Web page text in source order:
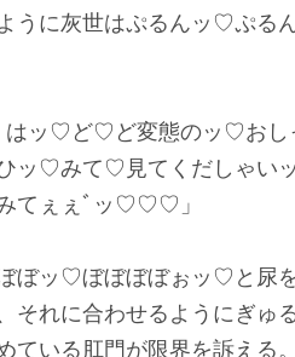
うに灰世はぷるんッ♡ぷる
ッ♡ど♡ど変態のッ♡おし
♡みて♡見てくだしゃい
てぇぇﾞッ♡♡♡」
ぼッ♡ぼぼぼぼぉッ♡と尿
それに合わせるようにぎ
いる肛門が限界を訴える。